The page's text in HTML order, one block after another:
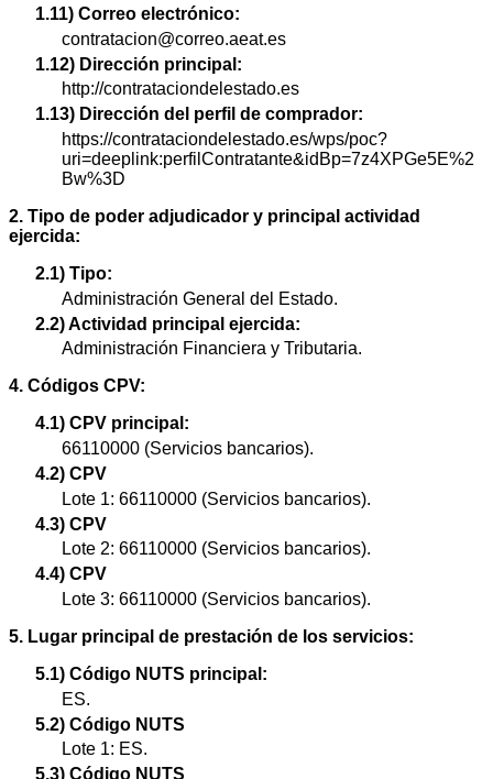
1.11) Correo electrónico:
contratacion@correo.aeat.es
1.12) Dirección principal:
http://contrataciondelestado.es
1.13) Dirección del perfil de comprador:
https://contrataciondelestado.es/wps/poc?
uri=deeplink:perfilContratante&idBp=7z4XPGe5E%2
Bw%3D
2. Tipo de poder adjudicador y principal actividad
ejercida:
2.1) Tipo:
Administración General del Estado.
2.2) Actividad principal ejercida:
Administración Financiera y Tributaria.
4. Códigos CPV:
4.1) CPV principal:
66110000 (Servicios bancarios).
4.2) CPV
Lote 1: 66110000 (Servicios bancarios).
4.3) CPV
Lote 2: 66110000 (Servicios bancarios).
4.4) CPV
Lote 3: 66110000 (Servicios bancarios).
5. Lugar principal de prestación de los servicios:
5.1) Código NUTS principal:
ES.
5.2) Código NUTS
Lote 1: ES.
5.3) Código NUTS